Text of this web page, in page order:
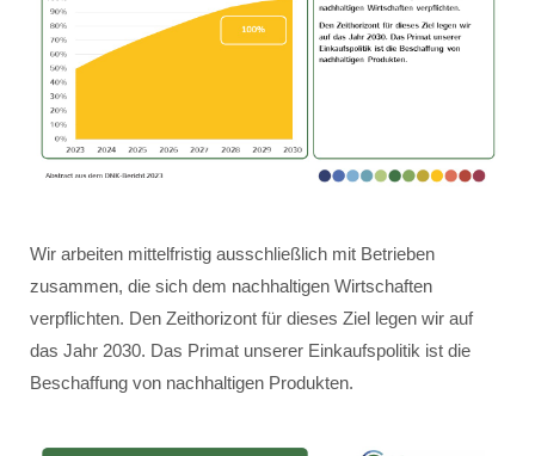
Wir arbeiten mittelfristig ausschließlich mit Betrieben
zusammen, die sich dem nachhaltigen Wirtschaften
verpflichten. Den Zeithorizont für dieses Ziel legen wir auf
das Jahr 2030. Das Primat unserer Einkaufspolitik ist die
Beschaffung von nachhaltigen Produkten.